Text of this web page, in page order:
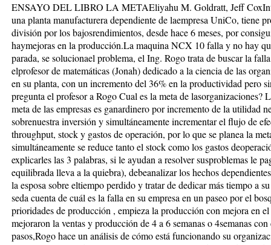
ENSAYO DEL LIBRO LA METAEliyahu M. Goldratt, Jeff
una planta manufacturera dependiente de laempresa UniCo, tiene
división por los bajosrendimientos, desde hace 6 meses, por
haymejoras en la producción.La maquina NCX 10 falla y no hay
parada, se solucionael problema, el Ing. Rogo trata de buscar la
elprofesor de matemáticas (Jonah) dedicado a la ciencia de las
en su planta, con un incremento del 36% en la productividad pero
pregunta el profesor a Rogo Cual es la meta de
meta de las empresas es ganardinero por incremento de la utilidad
sobrenuestra inversión y simultáneamente incrementar el flujo de
throughput, stock y gastos de operación, por lo que se planea la
simultáneamente se reduce tanto el stock como los gastos
explicarles las 3 palabras, si le ayudan a resolver susproblemas le
equilibrada lleva a la quiebra), debeanalizar los hechos
la esposa sobre eltiempo perdido y tratar de dedicar más tiempo a
seda cuenta de cuál es la falla en su empresa en un paseo por el
prioridades de producción , empieza la producción con mejora en
mejoraron la ventas y producción de 4 a 6 semanas o 4semanas
pasos,Rogo hace un análisis de cómo está funcionando su